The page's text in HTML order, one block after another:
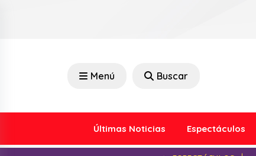
Menú Buscar
Últimas Noticias Espectáculos